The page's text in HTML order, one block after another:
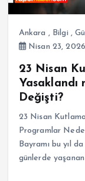
Ankara , Bilgi ,
Nisan 23, 2026
23 Nisan
Yasaklandı
Değişti?
23 Nisan
Programlar
Bayramı bu yıl
günlerde